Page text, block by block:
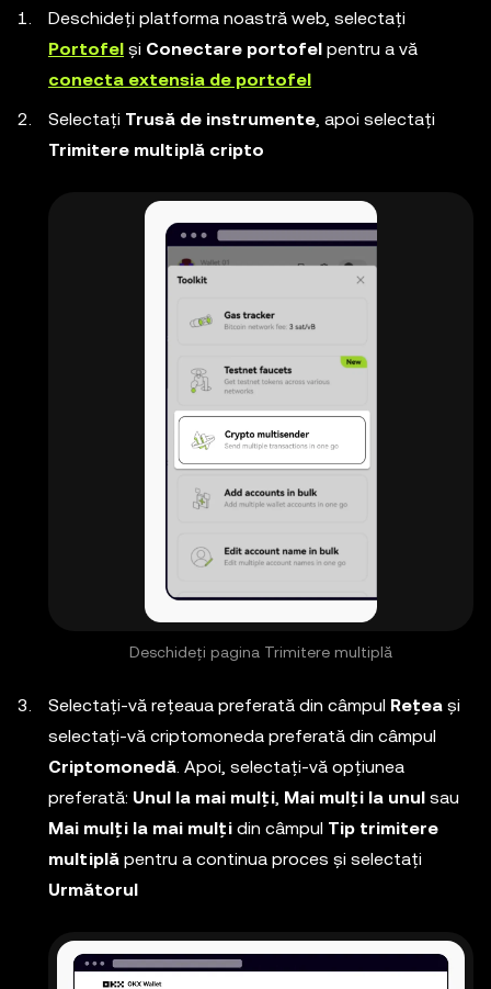
Deschideți platforma noastră web, selectați
Portofel și Conectare portofel pentru a vă
conecta extensia de portofel
Selectați Trusă de instrumente, apoi selectați
Trimitere multiplă cripto
Deschideți pagina Trimitere multiplă
Selectați-vă rețeaua preferată din câmpul Rețea și
selectați-vă criptomoneda preferată din câmpul
Criptomonedă. Apoi, selectați-vă opțiunea
preferată: Unul la mai mulți, Mai mulți la unul sau
Mai mulți la mai mulți din câmpul Tip trimitere
multiplă pentru a continua proces și selectați
Următorul